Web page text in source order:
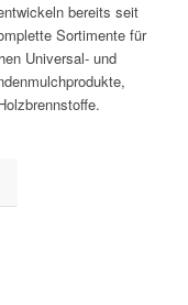
bereits seit
Sortimente für
Universal- und